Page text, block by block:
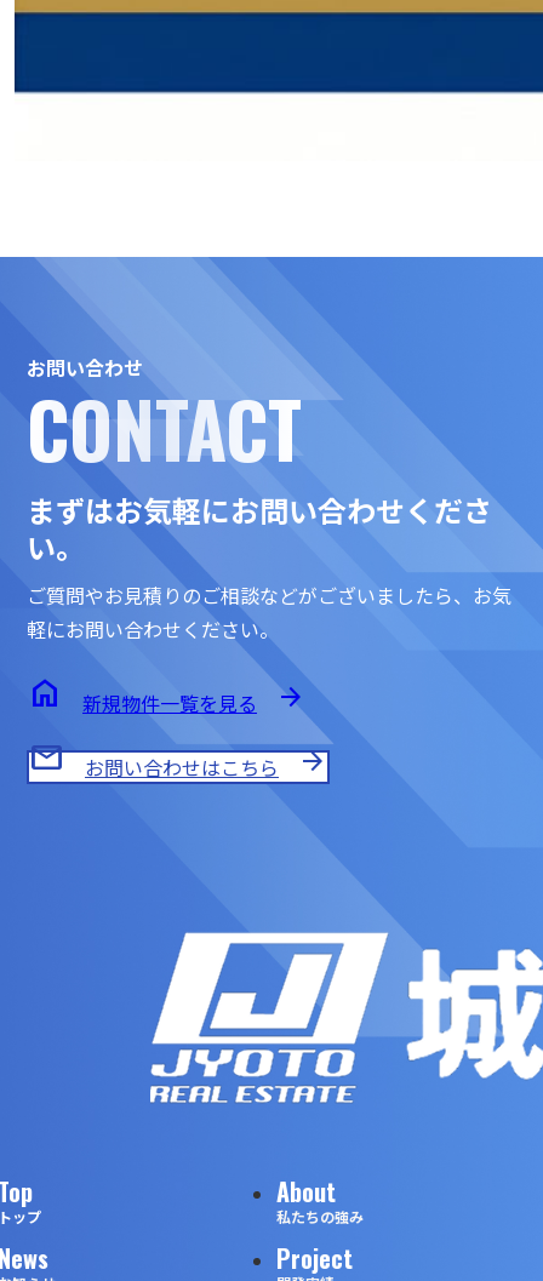
お問い合わせ
CONTACT
まずはお気軽にお問い合わせくださ
い。
ご質問やお見積りのご相談などがございましたら、 お気
軽にお問い合わせください。
home 新規物件一覧を見る arrow_forward
mail お問い合わせはこちら arrow_forward
ップ
About
私たちの強み
Project